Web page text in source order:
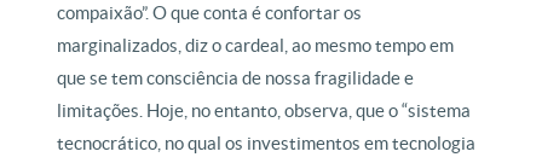
compaixão”. O que conta é confortar os
marginalizados, diz o cardeal, ao mesmo tempo em
que se tem consciência de nossa fragilidade e
limitações. Hoje, no entanto, observa, que o “sistema
tecnocrático, no qual os investimentos em tecnologia